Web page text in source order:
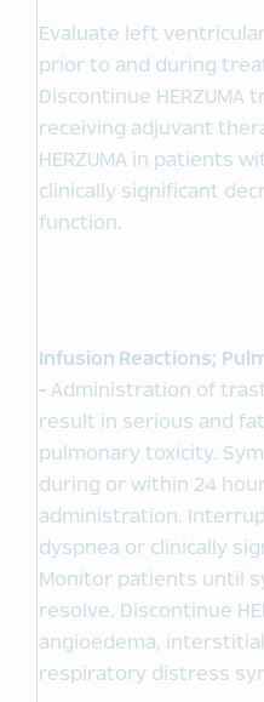
Evaluate left
prior to and during
Discontinue
receiving adjuvant
HERZUMA in patients
clinically significant
function.
Infusion Reactions;
- Administration of
result in serious and
pulmonary toxicity.
during or within 24
administration.
dyspnea or clinically
Monitor patients until
resolve. Discontinue
angioedema,
respiratory distress